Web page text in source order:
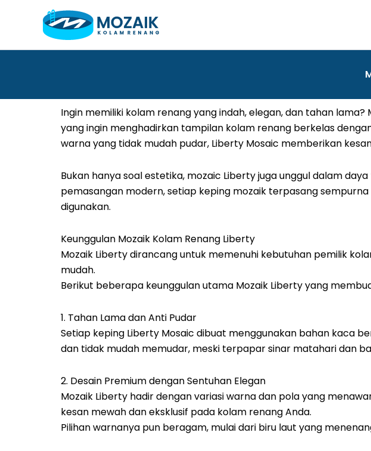
Ingin memiliki kolam renang yang indah, elegan, dan tahan
yang ingin menghadirkan tampilan kolam renang berkelas
warna yang tidak mudah pudar, Liberty Mosaic memberikan
Bukan hanya soal estetika, mozaic Liberty juga unggul dalam
pemasangan modern, setiap keping mozaik terpasang
digunakan.
Keunggulan Mozaik Kolam Renang Liberty
Mozaik Liberty dirancang untuk memenuhi kebutuhan pemilik
mudah.
Berikut beberapa keunggulan utama Mozaik Liberty yang
1. Tahan Lama dan Anti Pudar
Setiap keping Liberty Mosaic dibuat menggunakan bahan kaca
dan tidak mudah memudar, meski terpapar sinar matahari dan
2. Desain Premium dengan Sentuhan Elegan
Mozaik Liberty hadir dengan variasi warna dan pola yang
kesan mewah dan eksklusif pada kolam renang Anda.
Pilihan warnanya pun beragam, mulai dari biru laut yang